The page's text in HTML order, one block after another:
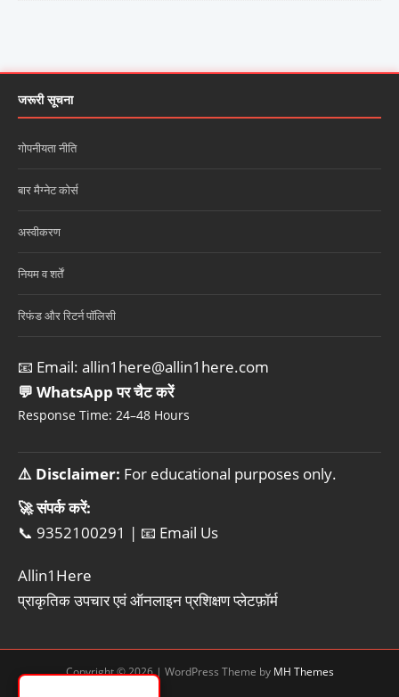
जरूरी सूचना
गोपनीयता नीति
बार मैग्नेट कोर्स
अस्वीकरण
नियम व शर्तें
रिफंड और रिटर्न पॉलिसी
📧 Email: allin1here@allin1here.com
💬 WhatsApp पर चैट करें
Response Time: 24–48 Hours
⚠️ Disclaimer: For educational purposes only.
🚀 संपर्क करें:
📞 9352100291 | 📧 Email Us
Allin1Here
प्राकृतिक उपचार एवं ऑनलाइन प्रशिक्षण प्लेटफ़ॉर्म
Copyright © 2026 | WordPress Theme by MH Themes